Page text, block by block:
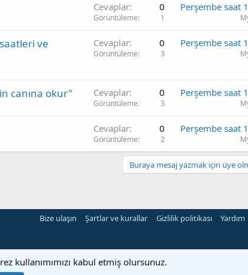
Cevaplar 0
Görüntüleme 1
Perşembe saat
ve
Cevaplar 0
Görüntüleme 3
Perşembe saat
canına okur" Cevaplar 0
Görüntüleme 3
Perşembe saat
Cevaplar 0
Görüntüleme 2
Perşembe saat
Buraya mesaj yazmak için üye
Bize ulaşın Şartlar ve kurallar Gizlilik politikası Yardım
kullanımımızı kabul etmiş olursunuz.